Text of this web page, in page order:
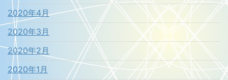
2020年4月
2020年3月
2020年2月
2020年1月